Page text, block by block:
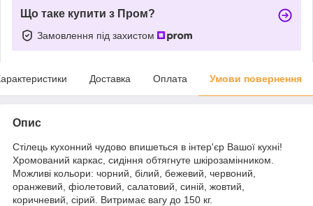
Що таке купити з Пром?
Замовлення під захистом
Доставка Оплата Умови повернення
Опис
Стілець кухонний чудово впишеться в інтер'єр Вашої кухні!
Хромований каркас, сидіння обтягнуте шкірозамінником.
Можливі кольори: чорний, білий, бежевий, червоний,
оранжевий, фіолетовий, салатовий, синій, жовтий,
коричневий, сірий. Витримає вагу до 150 кг.